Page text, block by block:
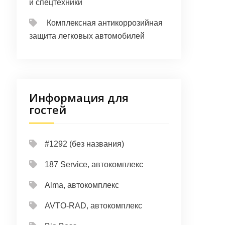
и спецтехники
Комплексная антикоррозийная
защита легковых автомобилей
Информация для
гостей
#1292 (без названия)
187 Service, автокомплекс
Alma, автокомплекс
AVTO-RAD, автокомплекс